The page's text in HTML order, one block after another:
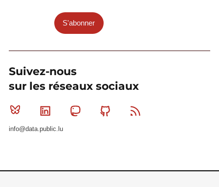
S'abonner
Suivez-nous
sur les réseaux sociaux
Bluesky Linkedin MastodonGithub
info@data.public.lu